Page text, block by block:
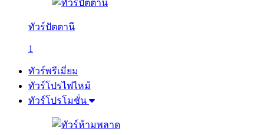
ทัวร์ปัตตานี
1
ทัวร์พรีเมี่ยม
ทัวร์โปรไฟไหม้
ทัวร์โปรโมชั่น